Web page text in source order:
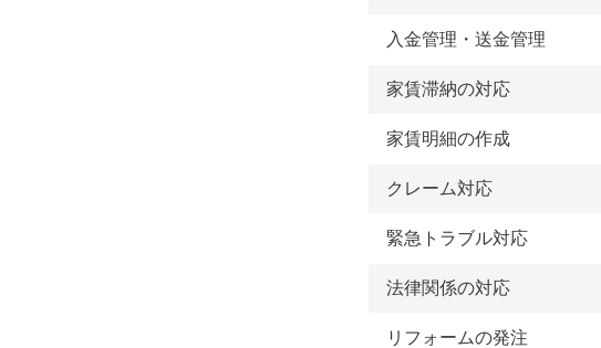
入金管理・送金管理
家賃滞納の対応
家賃明細の作成
クレーム対応
緊急トラブル対応
法律関係の対応
リフォームの発注